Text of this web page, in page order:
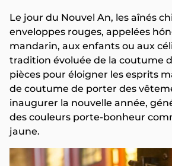
Le jour du Nouvel An, les aînés
enveloppes rouges, appelées
mandarin, aux enfants ou aux
tradition évoluée de la coutume
pièces pour éloigner les esprits
de coutume de porter des
inaugurer la nouvelle année,
des couleurs porte-bonheur
jaune.